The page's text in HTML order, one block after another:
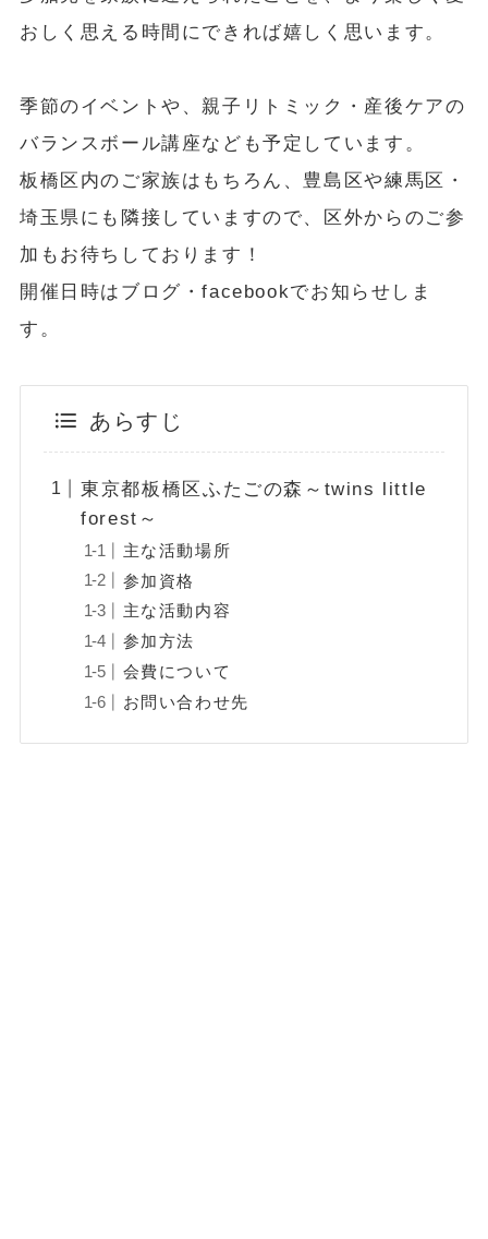
おしく思える時間にできれば嬉しく思います。
季節のイベントや、親子リトミック・産後ケアの
バランスボール講座なども予定しています。
板橋区内のご家族はもちろん、豊島区や練馬区・
埼玉県にも隣接していますので、区外からのご参
加もお待ちしております！
開催日時はブログ・facebookでお知らせしま
す。
あらすじ
東京都板橋区ふたごの森～twins little
forest～
主な活動場所
参加資格
主な活動内容
参加方法
会費について
お問い合わせ先